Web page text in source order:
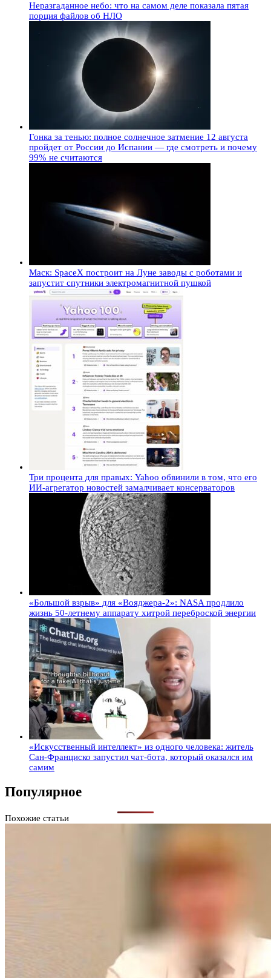
Неразгаданное небо: что на самом деле показала пятая
порция файлов об НЛО
Гонка за тенью: полное солнечное затмение 12 августа
пройдет от России до Испании — где смотреть и почему
99% не считаются
Маск: SpaceX построит на Луне заводы с роботами и
запустит спутники электромагнитной пушкой
Три процента для правых: Yahoo обвинили в том, что его
ИИ-агрегатор новостей замалчивает консерваторов
«Большой взрыв» для «Вояджера-2»: NASA продлило
жизнь 50-летнему аппарату хитрой переброской энергии
«Искусственный интеллект» из одного человека: житель
Сан-Франциско запустил чат-бота, который оказался им
самим
Популярное
Похожие статьи